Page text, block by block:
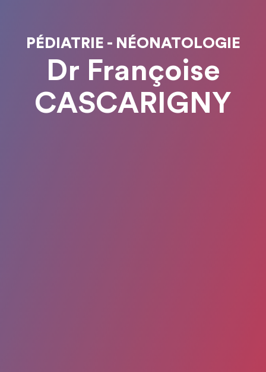
PÉDIATRIE - NÉONATOLOGIE
Dr Françoise
CASCARIGNY